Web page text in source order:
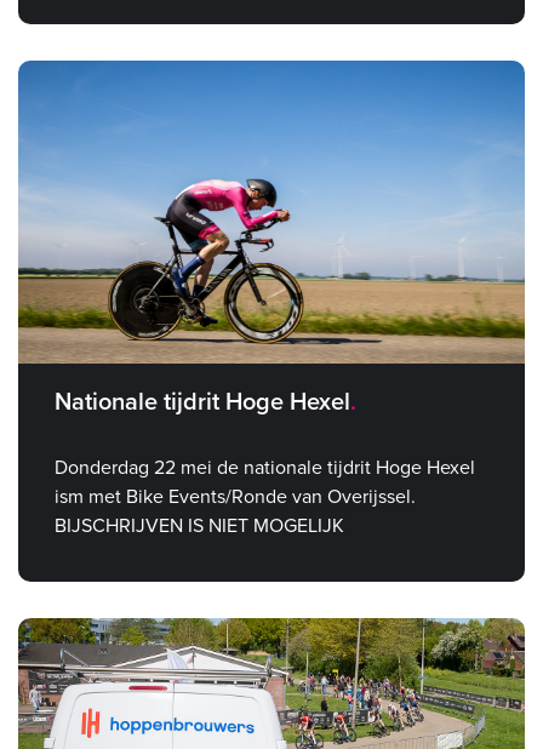
Nationale tijdrit Hoge Hexel
Donderdag 22 mei de nationale tijdrit Hoge Hexel
ism met Bike Events/Ronde van Overijssel.
BIJSCHRIJVEN IS NIET MOGELIJK